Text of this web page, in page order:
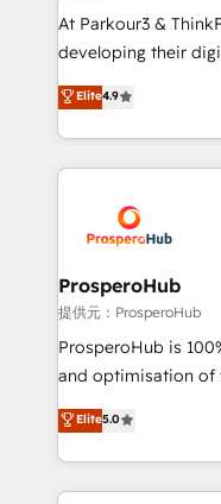
you invest in 100%
growth and
transformation
implement
record of business
approach has
At Parkour3 &
developing their
technologies and
sales processes to
from Strategy to
onboarding and
extensive
and manufacturers
empowering our
autonomy. Get to
guided
the CRM platform
marketing
to your needs and
Elite4.9
ProsperoHub
提供元：ProsperoHub
ProsperoHub is
and optimisation of
highly experienced
ensure that you
ROI from your HubSpot
extensive HubSpot,
Elite5.0